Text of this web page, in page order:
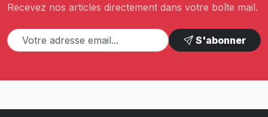
Recevez nos articles directement dans votre boîte mail.
S'abonner